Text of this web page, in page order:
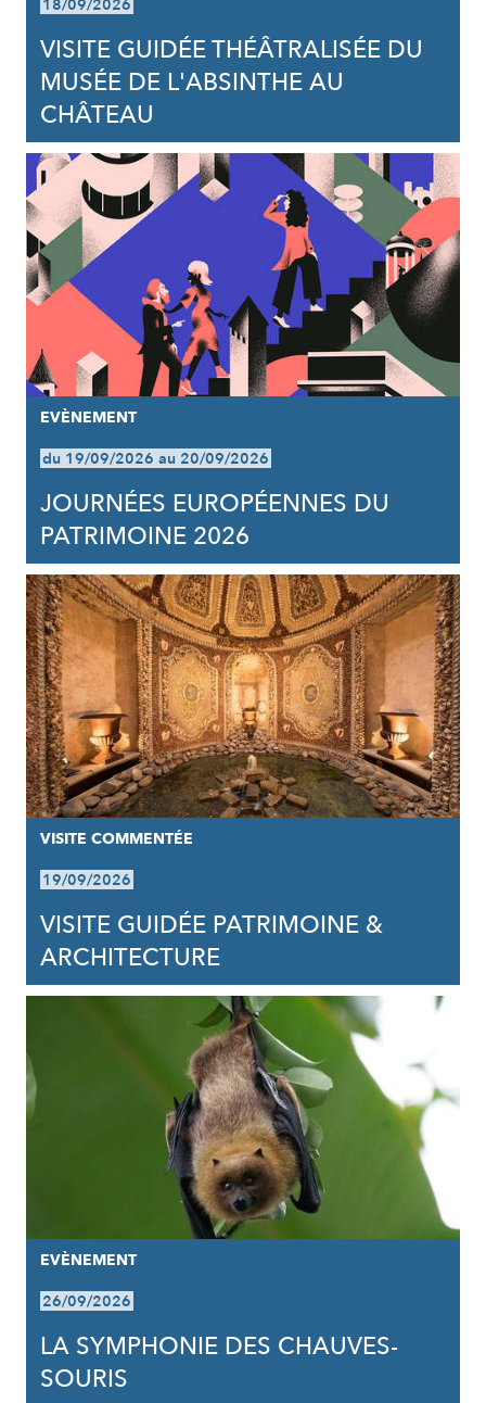
18/09/2026
VISITE GUIDÉE THÉÂTRALISÉE DU
MUSÉE DE L'ABSINTHE AU
CHÂTEAU
EVÈNEMENT
du 19/09/2026 au 20/09/2026
JOURNÉES EUROPÉENNES DU
PATRIMOINE 2026
VISITE COMMENTÉE
19/09/2026
VISITE GUIDÉE PATRIMOINE &
ARCHITECTURE
EVÈNEMENT
26/09/2026
LA SYMPHONIE DES CHAUVES-
SOURIS